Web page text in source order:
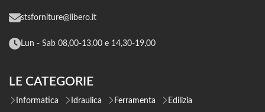
stsforniture@libero.it
Lun - Sab 08,00-13,00 e 14,30-19,00
LE CATEGORIE
Informatica Idraulica Ferramenta Edilizia